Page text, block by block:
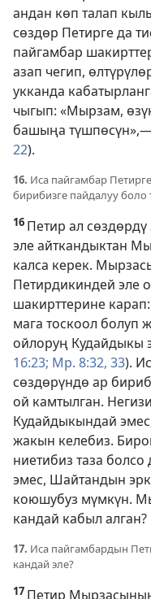
андан көп талап
сөздөр Петирге да
пайгамбар
азап чегип,
укканда
чыгып: «Мырзам,
башыңа
22).
16. Иса пайгамбар
бирибизге пайдалуу боло
16 Петир ал
эле айткандыктан
калса керек.
Петирдикиндей эле
шакирттерине
мага тоскоол болуп
ойлоруң Кудайдыкы
16:23; Мр. 8:32, 33).
сөздөрүндө ар
ой камтылган.
Кудайдыкындай
жакын келебиз.
ниетибиз таза
эмес, Шайтандын
коюшубуз мүмкүн.
кандай кабыл алган?
17. Иса пайгамбардын
кандай эле?
17 Петир